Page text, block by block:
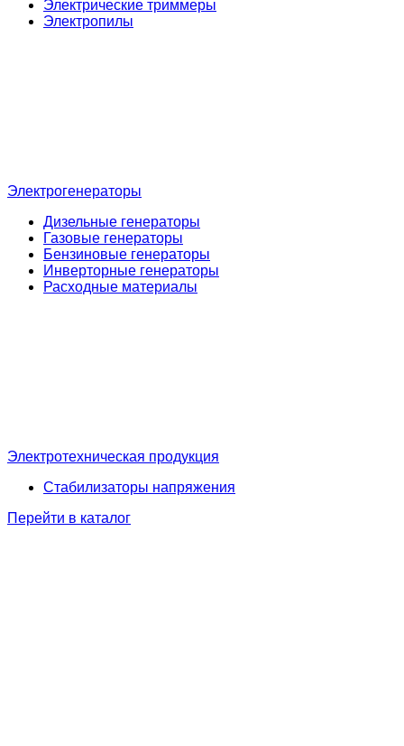
Электрические триммеры
Электропилы
Электрогенераторы
Дизельные генераторы
Газовые генераторы
Бензиновые генераторы
Инверторные генераторы
Расходные материалы
Электротехническая продукция
Стабилизаторы напряжения
Перейти в каталог